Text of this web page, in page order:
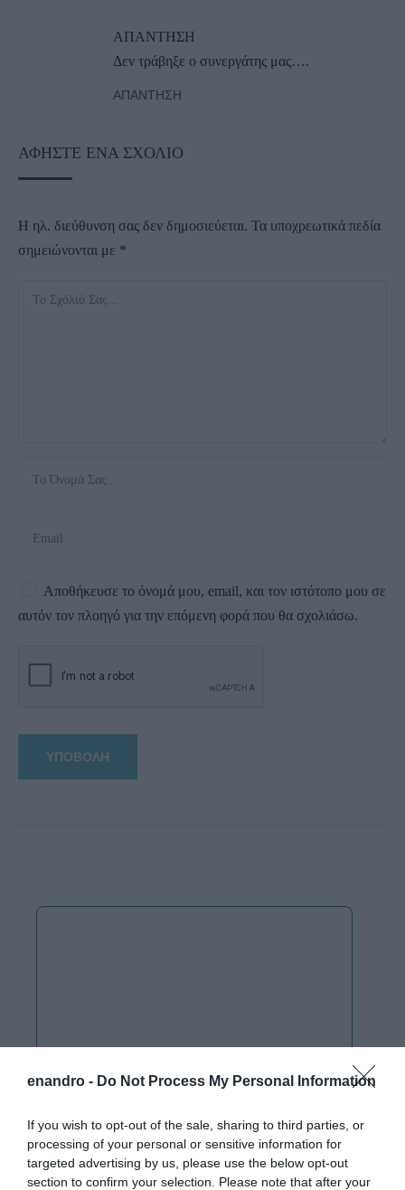
enandro - Do Not Process My Personal Information
If you wish to opt-out of the sale, sharing to third parties, or
processing of your personal or sensitive information for
targeted advertising by us, please use the below opt-out
section to confirm your selection. Please note that after your
ΑΠΑΝΤΗΣΗ
Δεν τράβηξε ο συνεργάτης μας….
ΑΠΆΝΤΗΣΗ
ΑΦΉΣΤΕ ΈΝΑ ΣΧΌΛΙΟ
Η ηλ. διεύθυνση σας δεν δημοσιεύεται. Τα υποχρεωτικά πεδία
σημειώνονται με *
Αποθήκευσε το όνομά μου, email, και τον ιστότοπο μου σε
αυτόν τον πλοηγό για την επόμενη φορά που θα σχολιάσω.